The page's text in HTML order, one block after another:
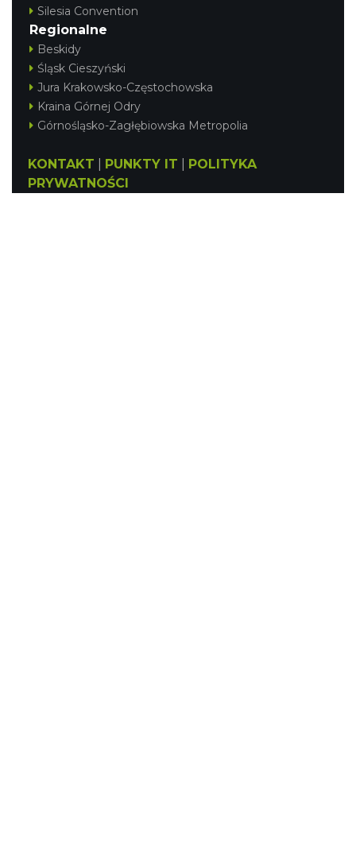
Silesia Convention
Regionalne
Beskidy
Śląsk Cieszyński
Jura Krakowsko-Częstochowska
Kraina Górnej Odry
Górnośląsko-Zagłębiowska Metropolia
KONTAKT PUNKTY IT
POLITYKA
PRYWATNOŚCI